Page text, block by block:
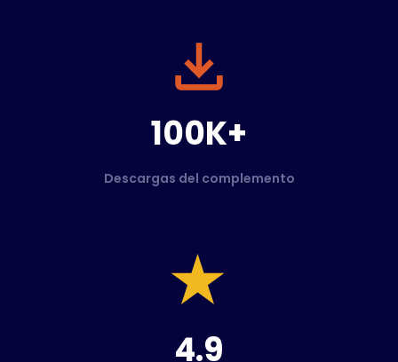
100K+
Descargas del complemento
4.9